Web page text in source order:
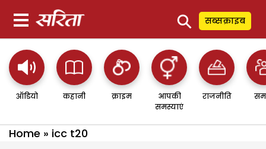
⚲ सब्सक्राइब
ऑडियो कहानी क्राइम
आपकी
समस्याएं
राजनीति
Home » icc t20